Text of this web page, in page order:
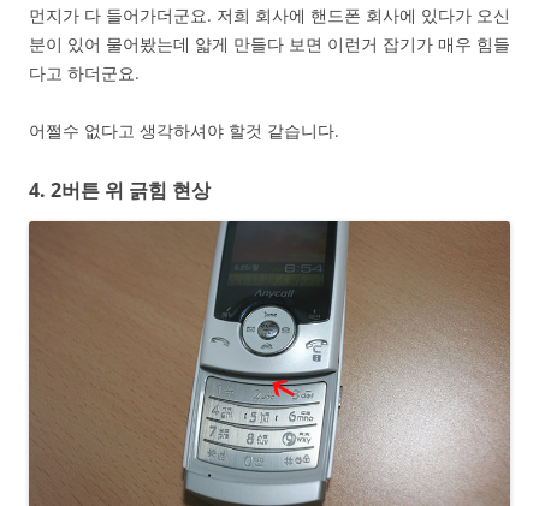
먼지가 다 들어가더군요. 저희 회사에 핸드폰 회사에 있다가 오신
분이 있어 물어봤는데 얇게 만들다 보면 이런거 잡기가 매우 힘들
다고 하더군요.
어쩔수 없다고 생각하셔야 할것 같습니다.
4. 2버튼 위 긁힘 현상